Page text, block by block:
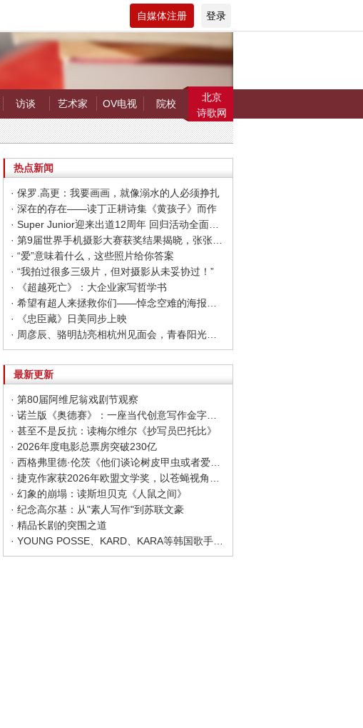
自媒体注册 登录
访谈 艺术家 OV电视 院校
北京
诗歌网
热点新闻
· 保罗.高更：我要画画，就像溺水的人必须挣扎
· 深在的存在——读丁正耕诗集《黄孩子》而作
· Super Junior迎来出道12周年 回归活动全面启动
· 第9届世界手机摄影大赛获奖结果揭晓，张张惊艳你的视觉！
· “爱”意味着什么，这些照片给你答案
· “我拍过很多三级片，但对摄影从未妥协过！”
· 《超越死亡》：大企业家写哲学书
· 《忠臣藏》日美同步上映
· 周彦辰、骆明劼亮相杭州见面会，青春阳光活力十足
最新更新
· 第80届阿维尼翁戏剧节观察
· 诺兰版《奥德赛》：一座当代创意写作金字塔的宏伟与平庸
· 甚至不是反抗：读梅尔维尔《抄写员巴托比》
· 2026年度电影总票房突破230亿
· 西格弗里德·伦茨《他们谈论树皮甲虫或者爱情》：请捍卫日常生活，千千万万次
· 幻象的崩塌：读斯坦贝克《人鼠之间》
· 纪念高尔基：从"素人写作"到苏联文豪
· 精品长剧的突围之道
· YOUNG POSSE、KARD、KARA等韩国歌手正版音源全面回归网易云音乐